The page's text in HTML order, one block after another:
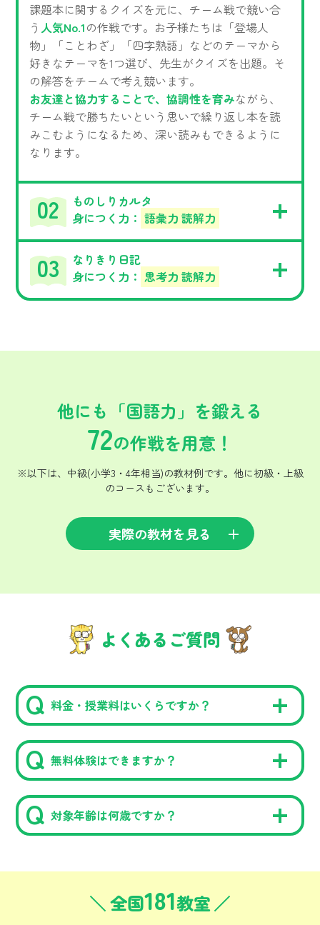
課題本に関するクイズを元に、チーム戦で競い合
う 人気No.1の作戦です。お子様たちは「登場人
物」「ことわざ」「四字熟語」などのテーマから
好きなテーマを1つ選び、先生がクイズを出題。そ
の解答をチームで考え競います。
お友達と協力することで、協調性を育みながら、
チーム戦で勝ちたいという思いで繰り返し本を読
みこむようになるため、深い読みもできるように
なります。
ものしりカルタ
身につく力： 語彙力 読解力
なりきり日記
身につく力： 思考力 読解力
他にも「国語力」を鍛える
72の作戦を用意！
※以下は、中級(小学3・4年相当)の教材例です。他に初級・上級
のコースもございます。
実際の教材を見る
よくあるご質問
料金・授業料はいくらですか？
無料体験はできますか？
対象年齢は何歳ですか？
全国181教室